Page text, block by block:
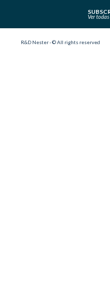
Ver
R&D Nester - © All rights reserved